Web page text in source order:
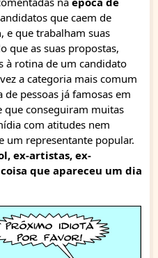
que caem de
, e que trabalham suas
que as suas propostas,
à rotina de um candidato
a categoria mais comum
pessoas já famosas em
que conseguiram muitas
com atitudes nem
um representante popular.
ex-artistas, ex-
que apareceu um dia